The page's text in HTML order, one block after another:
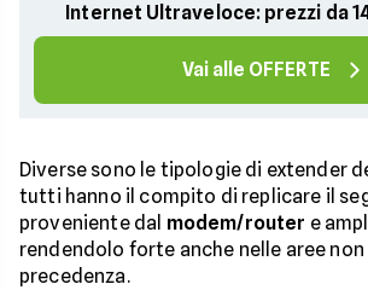
Internet Ultraveloce: prezzi da
Vai alle OFFERTE
Diverse sono le tipologie di extender
tutti hanno il compito di replicare il
proveniente dal modem/router e
rendendolo forte anche nelle aree
precedenza.